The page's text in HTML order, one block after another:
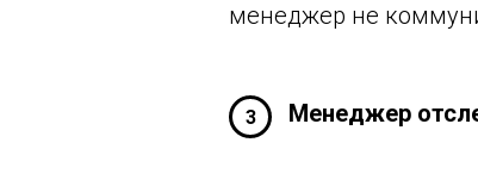
менеджер не
3 Менеджер